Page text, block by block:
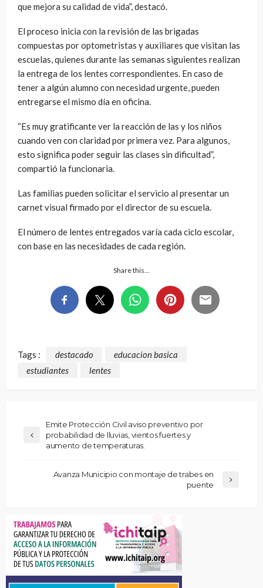
que mejora su calidad de vida”, destacó.
El proceso inicia con la revisión de las brigadas
compuestas por optometristas y auxiliares que visitan las
escuelas, quienes durante las semanas siguientes realizan
la entrega de los lentes correspondientes. En caso de
tener a algún alumno con necesidad urgente, pueden
entregarse el mismo día en oficina.
“Es muy gratificante ver la reacción de las y los niños
cuando ven con claridad por primera vez. Para algunos,
esto significa poder seguir las clases sin dificultad”,
compartió la funcionaria.
Las familias pueden solicitar el servicio al presentar un
carnet visual firmado por el director de su escuela.
El número de lentes entregados varía cada ciclo escolar,
con base en las necesidades de cada región.
Share this…
Tags : destacado
educacion basica
estudiantes
lentes
Emite Protección Civil aviso preventivo por
probabilidad de lluvias, vientos fuertes y
aumento de temperaturas.
Avanza Municipio con montaje de trabes en
puente